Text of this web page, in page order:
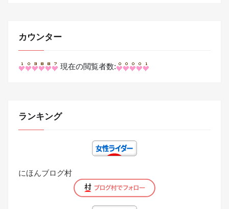
カウンター
現在の閲覧者数:
ランキング
にほんブログ村